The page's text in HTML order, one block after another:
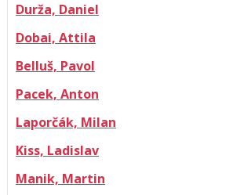
Durža, Daniel
Dobai, Attila
Belluš, Pavol
Pacek, Anton
Laporčák, Milan
Kiss, Ladislav
Manik, Martin